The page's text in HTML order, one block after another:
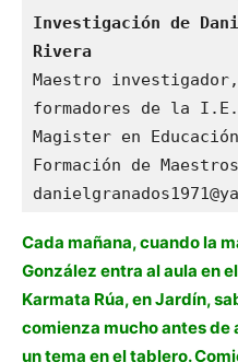
Investigación de
Rivera
Maestro
formadores de la
Magister en
Formación de
Cada mañana, cuando la
González entra al aula en
Karmata Rúa, en Jardín,
comienza mucho antes
un tema en el tablero.